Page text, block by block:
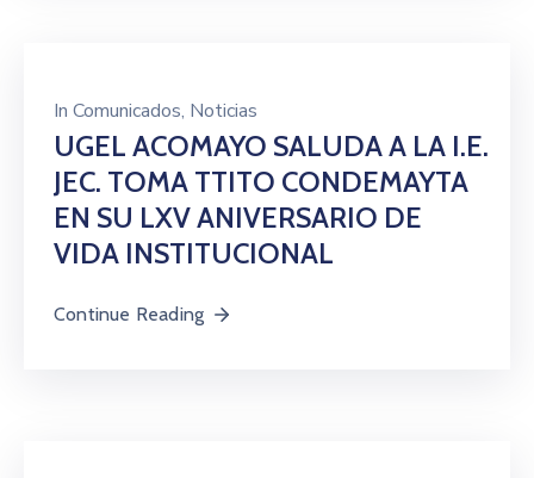
In Comunicados‚ Noticias
UGEL ACOMAYO SALUDA A LA I.E.
JEC. TOMA TTITO CONDEMAYTA
EN SU LXV ANIVERSARIO DE
VIDA INSTITUCIONAL
Continue Reading